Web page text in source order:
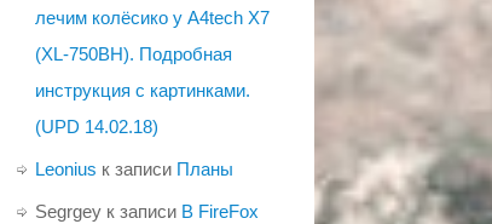
лечим колёсико у A4tech X7
(XL-750BH). Подробная
инструкция с картинками.
(UPD 14.02.18)
Leonius к записи Планы
Segrgey к записи В FireFox